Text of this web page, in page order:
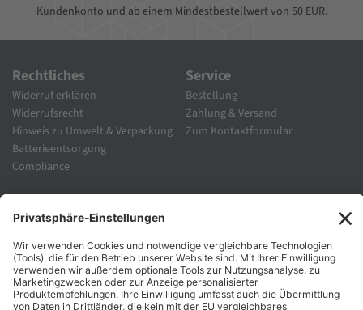
Kundenkonto und ab einem Mindestbestellwert von 50 EUR.
Rechtliches
Widerruf erklären
Widerrufsrecht
Hinweis zu Umwelt & Verpackung
Batterieentsorgung
Compliance
Service
Bestellung
Zahlung & Versand
Zum Kontaktformular
Unternehmen
Karriere